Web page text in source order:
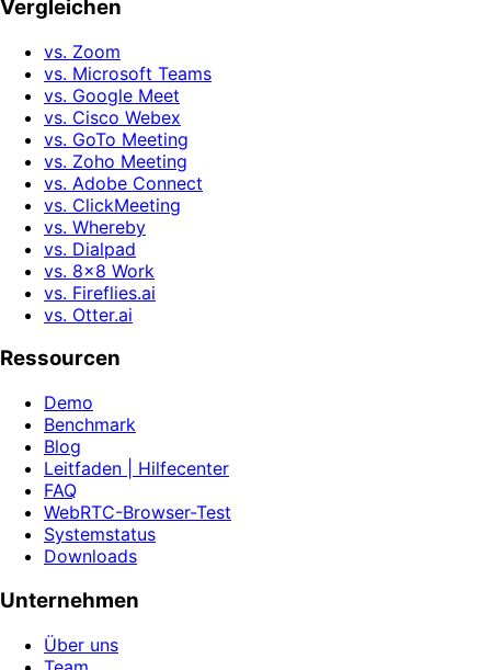
Vergleichen
vs. Zoom
vs. Microsoft Teams
vs. Google Meet
vs. Cisco Webex
vs. GoTo Meeting
vs. Zoho Meeting
vs. Adobe Connect
vs. ClickMeeting
vs. Whereby
vs. Dialpad
vs. 8x8 Work
vs. Fireflies.ai
vs. Otter.ai
Ressourcen
Demo
Benchmark
Blog
Leitfaden | Hilfecenter
FAQ
WebRTC-Browser-Test
Systemstatus
Downloads
Unternehmen
Über uns